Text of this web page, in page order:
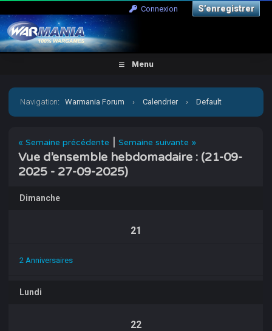
Connexion S’enregistrer
Menu
Navigation:Warmania Forum › Calendrier › Default
hebdomadaire :
« Semaine précédente |Semaine suivante »
Vue d’ensemble hebdomadaire : (21-09-
2025 - 27-09-2025)
Dimanche
21
2 Anniversaires
Lundi
22